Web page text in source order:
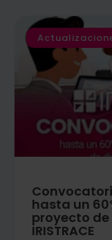
hasta un
proyecto
IRISTRACE